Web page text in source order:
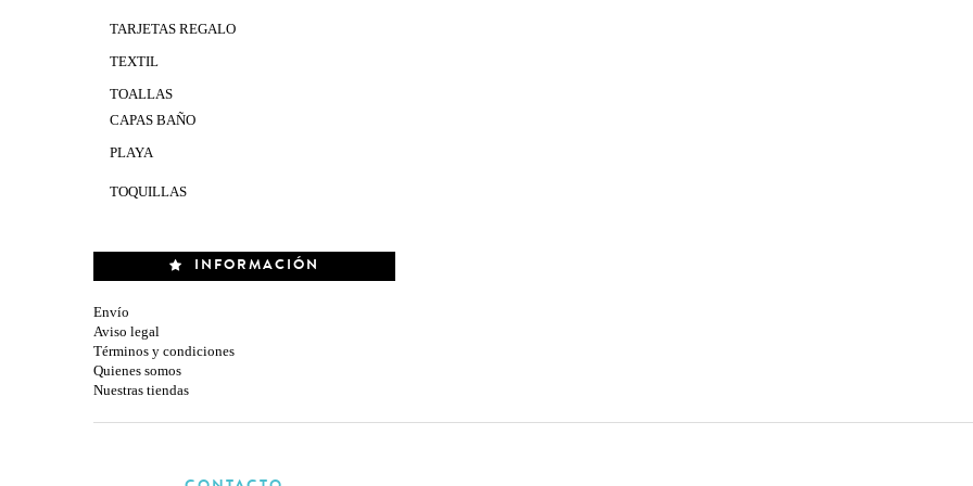
TARJETAS REGALO
TEXTIL
TOALLAS
CAPAS BAÑO
PLAYA
TOQUILLAS
INFORMACIÓN
Envío
Aviso legal
Términos y condiciones
Quienes somos
Nuestras tiendas